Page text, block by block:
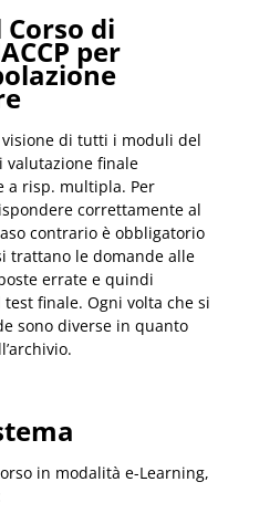
di
per
di tutti i moduli del
valutazione finale
a risp. multipla. Per
correttamente al
contrario è obbligatorio
trattano le domande alle
errate e quindi
finale. Ogni volta che si
sono diverse in quanto
in modalità e-Learning,